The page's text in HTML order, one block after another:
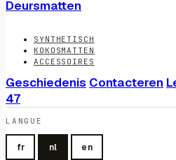
Deursmatten
SYNTHETISCH
KOKOSMATTEN
ACCESSOIRES
Geschiedenis Contacteren
47
LANGUE
fr nl en